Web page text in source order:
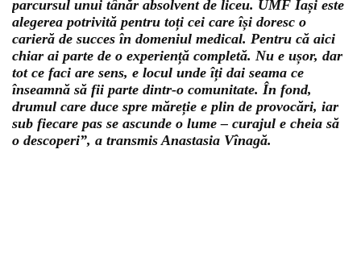
parcursul unui tânăr absolvent de liceu. UMF Iași este
alegerea potrivită pentru toți cei care își doresc o
carieră de succes în domeniul medical. Pentru că aici
chiar ai parte de o experiență completă. Nu e ușor, dar
tot ce faci are sens, e locul unde îți dai seama ce
înseamnă să fii parte dintr-o comunitate. În fond,
drumul care duce spre măreție e plin de provocări, iar
sub fiecare pas se ascunde o lume – curajul e cheia să
o descoperi”, a transmis Anastasia Vînagă.